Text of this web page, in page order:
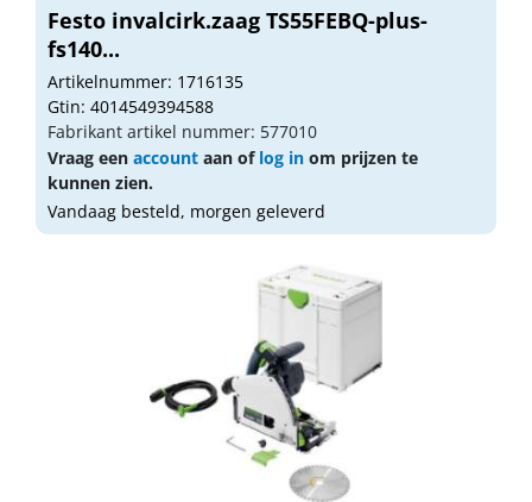
Festo invalcirk.zaag TS55FEBQ-plus-
fs140...
Artikelnummer: 1716135
Gtin: 4014549394588
Fabrikant artikel nummer: 577010
Vraag een account aan of log in om prijzen te
kunnen zien.
Vandaag besteld, morgen geleverd